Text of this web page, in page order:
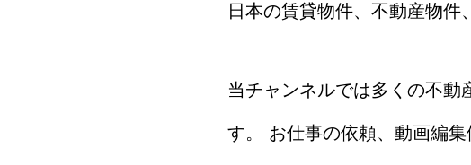
日本の賃貸物件、不動産物
当チャンネルでは多くの不
す。 お仕事の依頼、動画編